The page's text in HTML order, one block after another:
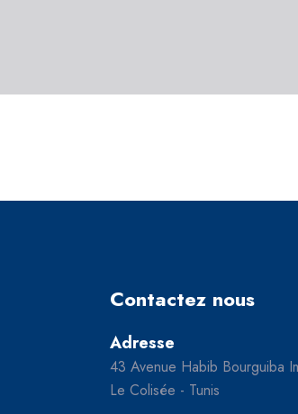
Contactez nous
Adresse
43 Avenue Habib Bourguiba
Le Colisée - Tunis